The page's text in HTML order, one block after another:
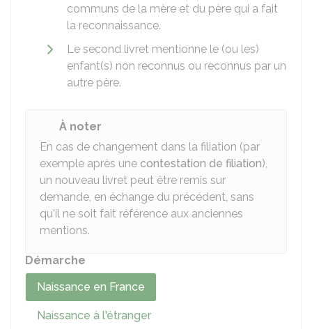
communs de la mère et du père qui a fait
la reconnaissance.
Le second livret mentionne le (ou les)
enfant(s) non reconnus ou reconnus par un
autre père.
À noter
En cas de changement dans la filiation (par
exemple après une contestation de filiation),
un nouveau livret peut être remis sur
demande, en échange du précédent, sans
qu'il ne soit fait référence aux anciennes
mentions.
Démarche
Naissance en France
Naissance à l'étranger